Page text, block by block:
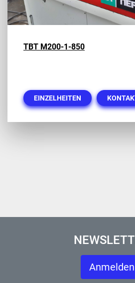
TBT M200-1-850
EINZELHEITEN
Anmelden